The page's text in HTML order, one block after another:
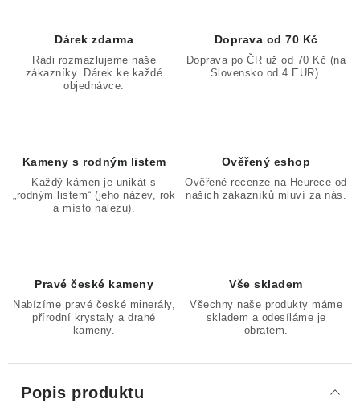
Dárek zdarma
Rádi rozmazlujeme naše
zákazníky. Dárek ke každé
objednávce.
Doprava od 70 Kč
Doprava po ČR už od 70 Kč (na
Slovensko od 4 EUR).
Kameny s rodným listem
Každý kámen je unikát s
„rodným listem“ (jeho název, rok
a místo nálezu).
Ověřený eshop
Ověřené recenze na Heurece od
našich zákazníků mluví za nás.
Pravé české kameny
Nabízíme pravé české minerály,
přírodní krystaly a drahé
kameny.
Vše skladem
Všechny naše produkty máme
skladem a odesíláme je
obratem.
Popis produktu